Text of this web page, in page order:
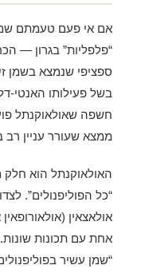
אם אי פעם טעמתם שמן
“פלפליות” בגרון —
ספציפי שנמצא בשמן
בשל פעילותו האנטי-
חשפה שאולאוקנתל
ממצא שעורר עניין
האולאוקנתל הוא
“כל הפוליפנולים”.
אולאצאין
אחת עם תכונות
“שמן עשיר